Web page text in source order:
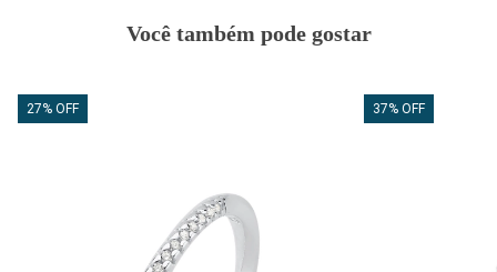
Você também pode gostar
27% OFF 37% OFF